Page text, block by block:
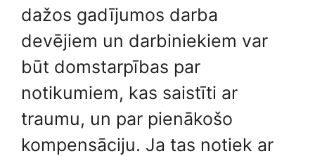
dažos gadījumos darba
devējiem un darbiniekiem var
būt domstarpības par
notikumiem, kas saistīti ar
traumu, un par pienākošo
kompensāciju. Ja tas notiek ar